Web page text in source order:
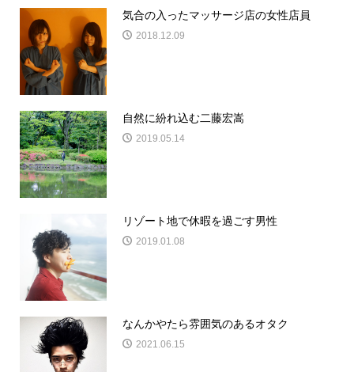
気合の入ったマッサージ店の女性店員
2018.12.09
自然に紛れ込む二藤宏嵩
2019.05.14
リゾート地で休暇を過ごす男性
2019.01.08
なんかやたら雰囲気のあるオタク
2021.06.15